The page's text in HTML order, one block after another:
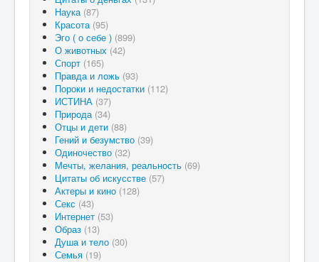
Наука (87)
Красота (95)
Эго ( о себе ) (899)
О животных (42)
Спорт (165)
Правда и ложь (93)
Пороки и недостатки (112)
ИСТИНА (37)
Природа (34)
Отцы и дети (88)
Гений и безумство (39)
Одиночество (32)
Мечты, желания, реальность (69)
Цитаты об искусстве (57)
Актеры и кино (128)
Секс (43)
Интернет (53)
Образ (13)
Душа и тело (30)
Семья (19)